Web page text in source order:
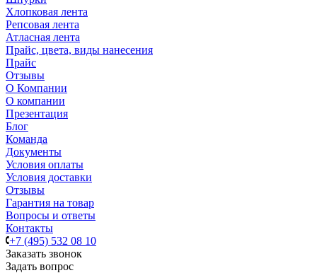
Хлопковая лента
Репсовая лента
Атласная лента
Прайс, цвета, виды нанесения
Прайс
Отзывы
О Компании
О компании
Презентация
Блог
Команда
Документы
Условия оплаты
Условия доставки
Отзывы
Гарантия на товар
Вопросы и ответы
Контакты
+7 (495) 532 08 10
Заказать звонок
Задать вопрос